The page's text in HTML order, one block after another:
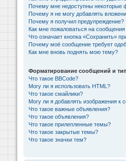
Почему мне недоступны некоторые
Почему я не могу добавлять
Почему я получил предупреждение?
Как мне пожаловаться на
Что означает кнопка «Сохранить»
Почему моё сообщение требует
Как мне вновь поднять мою тему?
Форматирование сообщений и
Что такое BBCode?
Могу ли я использовать HTML?
Что такое смайлики?
Могу ли я добавлять изображения к
Что такое важные объявления?
Что такое объявления?
Что такое прилепленные темы?
Что такое закрытые темы?
Что такое значки тем?